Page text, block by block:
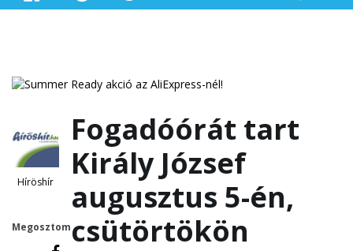
Híröshír
Megosztom
Fogadóórát tart
Király József
augusztus 5-én,
csütörtökön